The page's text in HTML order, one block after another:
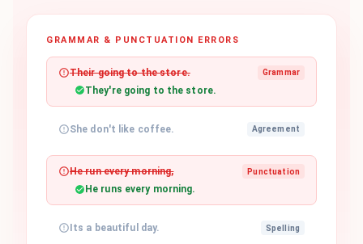
GRAMMAR & PUNCTUATION ERRORS
Their going to the store. Grammar
They're going to the store.
She don't like coffee. Agreement
He run every morning, Punctuation
He runs every morning.
Its a beautiful day. Spelling